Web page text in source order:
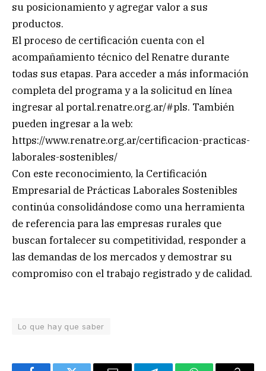
su posicionamiento y agregar valor a sus
productos.
El proceso de certificación cuenta con el
acompañamiento técnico del Renatre durante
todas sus etapas. Para acceder a más información
completa del programa y a la solicitud en línea
ingresar al portal.renatre.org.ar/#pls. También
pueden ingresar a la web:
https://www.renatre.org.ar/certificacion-practicas-
laborales-sostenibles/
Con este reconocimiento, la Certificación
Empresarial de Prácticas Laborales Sostenibles
continúa consolidándose como una herramienta
de referencia para las empresas rurales que
buscan fortalecer su competitividad, responder a
las demandas de los mercados y demostrar su
compromiso con el trabajo registrado y de calidad.
Lo que hay que saber